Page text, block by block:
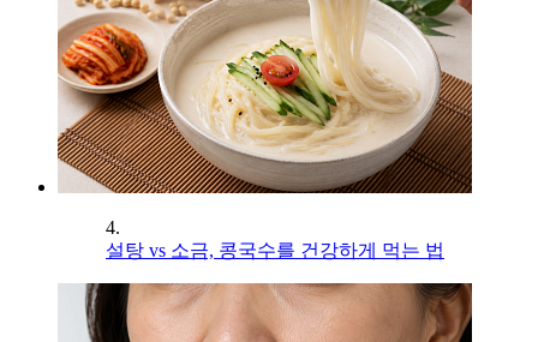
4.
설탕 vs 소금, 콩국수를 건강하게 먹는 법